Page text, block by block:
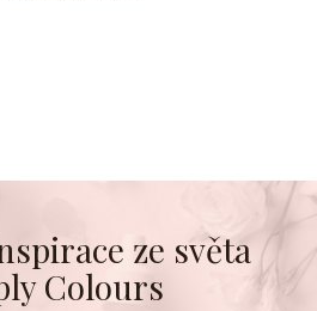
ze světa
Colours